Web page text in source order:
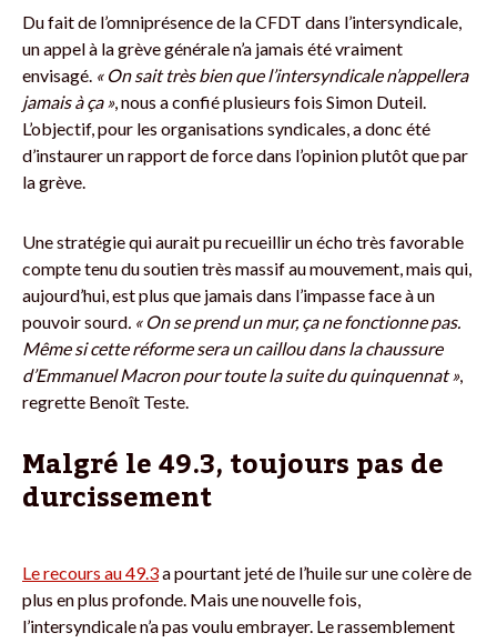
Du fait de l’omniprésence de la CFDT dans l’intersyndicale,
un appel à la grève générale n’a jamais été vraiment
envisagé. « On sait très bien que l’intersyndicale n’appellera
jamais à ça », nous a confié plusieurs fois Simon Duteil.
L’objectif, pour les organisations syndicales, a donc été
d’instaurer un rapport de force dans l’opinion plutôt que par
la grève.
Une stratégie qui aurait pu recueillir un écho très favorable
compte tenu du soutien très massif au mouvement, mais qui,
aujourd’hui, est plus que jamais dans l’impasse face à un
pouvoir sourd . « On se prend un mur, ça ne fonctionne pas.
Même si cette réforme sera un caillou dans la chaussure
d’Emmanuel Macron pour toute la suite du quinquennat »,
regrette Benoît Teste.
Malgré le 49.3, toujours pas de
durcissement
Le recours au 49.3a pourtant jeté de l’huile sur une colère de
plus en plus profonde. Mais une nouvelle fois,
l’intersyndicale n’a pas voulu embrayer. Le rassemblement